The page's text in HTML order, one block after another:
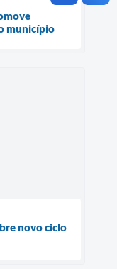
município
novo ciclo